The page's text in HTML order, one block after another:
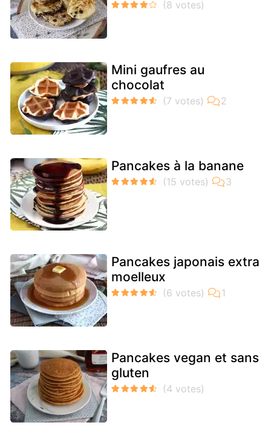
Mini gaufres au
chocolat
Pancakes à la banane
Pancakes japonais extra
moelleux
Pancakes vegan et sans
gluten